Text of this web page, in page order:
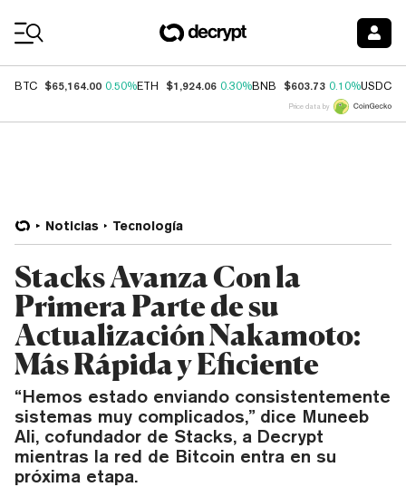
BTC $65,164.00 0.50%ETH $1,924.06 0.30%BNB $603.73 0.10%USDC
Price data by
Noticias Tecnología
Stacks Avanza Con la
Primera Parte de su
Actualización Nakamoto:
Más Rápida y Eficiente
“Hemos estado enviando consistentemente
sistemas muy complicados,” dice Muneeb
Ali, cofundador de Stacks, a Decrypt
mientras la red de Bitcoin entra en su
próxima etapa.